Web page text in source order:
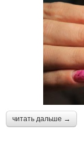
читать дальше →